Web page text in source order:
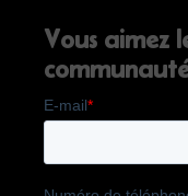
Vous aimez